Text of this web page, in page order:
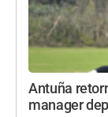
Antuña
manager